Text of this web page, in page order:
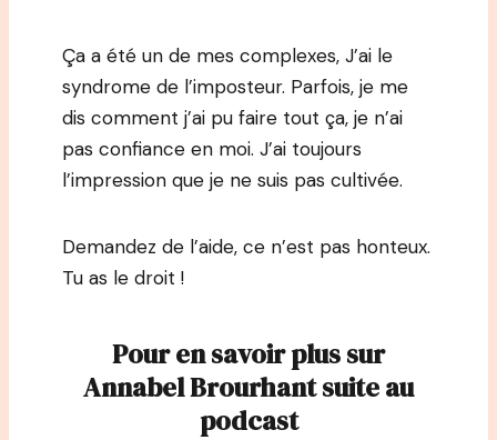
Ça a été un de mes complexes, J’ai le
syndrome de l’imposteur. Parfois, je me
dis comment j’ai pu faire tout ça, je n’ai
pas confiance en moi. J’ai toujours
l’impression que je ne suis pas cultivée.
Demandez de l’aide, ce n’est pas honteux.
Tu as le droit !
Pour en savoir plus sur
Annabel Brourhant suite au
podcast